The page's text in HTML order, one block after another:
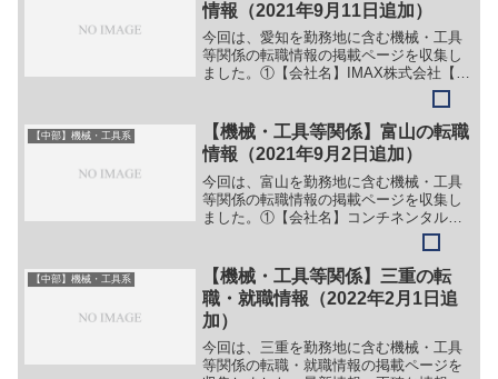
情報（2021年9月11日追加）
今回は、愛知を勤務地に含む機械・工具
等関係の転職情報の掲載ページを収集し
ました。①【会社名】IMAX株式会社【職
務】（１）製造業務（２）プログラミン
グ（３）設計業務【勤務地】愛知県名古
屋市南区塩屋町3-13等【詳細】転職・就
職情報の詳細はこ...
【中部】機械・工具系
【機械・工具等関係】富山の転職
情報（2021年9月2日追加）
今回は、富山を勤務地に含む機械・工具
等関係の転職情報の掲載ページを収集し
ました。①【会社名】コンチネンタル株
式会社【職務】（１）ＮＣ機械オペレー
ター（２）溶接工（３）展開・プログラ
ム【勤務地】富山県富山市水橋沖172番地
等【詳細】転職・就職...
【中部】機械・工具系
【機械・工具等関係】三重の転
職・就職情報（2022年2月1日追
加）
今回は、三重を勤務地に含む機械・工具
等関係の転職・就職情報の掲載ページを